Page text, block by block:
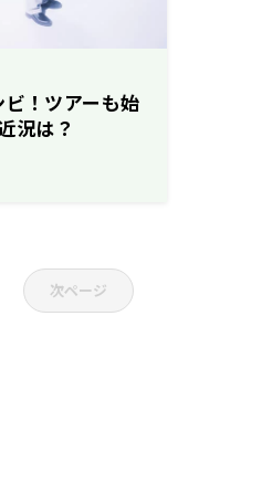
！ツアーも始
況は？
次ページ